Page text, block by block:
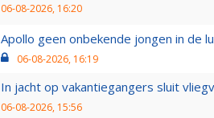
06-08-2026, 16:20
Apollo geen onbekende jongen in de
06-08-2026, 16:19
In jacht op vakantiegangers sluit
06-08-2026, 15:56